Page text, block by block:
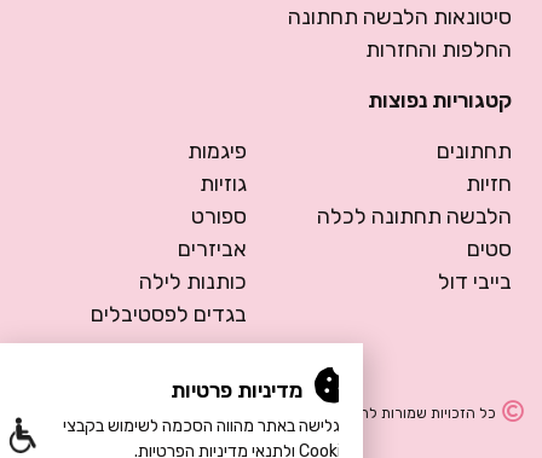
סיטונאות הלבשה תחתונה
החלפות והחזרות
קטגוריות נפוצות
תחתונים
חזיות
הלבשה תחתונה לכלה
סטים
בייבי דול
פיגמות
גוזיות
ספורט
אביזרים
כותנות לילה
בגדים לפסטיבלים
כל הזכויות שמורות להרמוסה – הלבשה תחתונה
מדיניות פרטיות
הגלישה באתר מהווה הסכמה לשימוש בקבצי
Cookie ולתנאי מדיניות הפרטיות.